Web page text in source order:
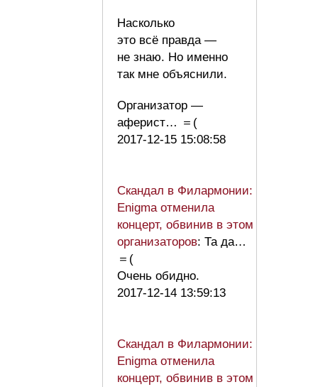
Насколько
это всё правда —
не знаю. Но именно
так мне объяснили.
Организатор —
аферист… ＝(
2017-12-15 15:08:58
Скандал в Филармонии:
Enigma отменила
концерт, обвинив в этом
организаторов: Та да…
＝(
Очень обидно.
2017-12-14 13:59:13
Скандал в Филармонии:
Enigma отменила
концерт, обвинив в этом